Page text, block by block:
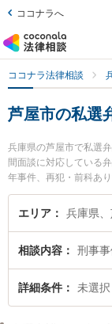
ココナラへ
ココナラ法律相談
芦屋市の私選
兵庫県の芦屋市で私選
間面談に対応している
年事件、再犯・前科あ
に藤原成子法律事務所
タクト法律事務所の吉
くの弁護士を検索した
市内の弁護士に相談予
エリア 兵庫県
相談内容 刑事
詳細条件 未選択